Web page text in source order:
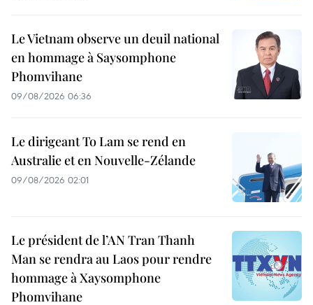
Le Vietnam observe un deuil national
en hommage à Saysomphone
Phomvihane
09/08/2026 06:36
Le dirigeant To Lam se rend en
Australie et en Nouvelle-Zélande
09/08/2026 02:01
Le président de l’AN Tran Thanh
Man se rendra au Laos pour rendre
hommage à Xaysomphone
Phomvihane